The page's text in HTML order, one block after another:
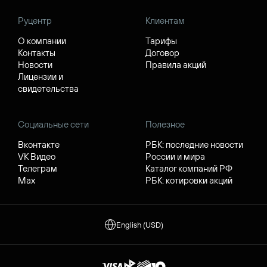
Руцентр
О компании
Контакты
Новости
Лицензии и
свидетельства
Клиентам
Тарифы
Договор
Правила акций
Социальные сети
Вконтакте
VK Видео
Телеграм
Max
Полезное
РБК: последние новости
России и мира
Каталог компаний РФ
РБК: котировки акций
English (USD)